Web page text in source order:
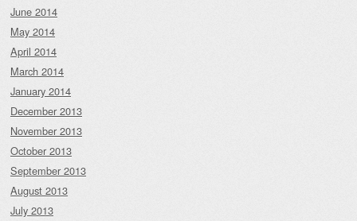
June 2014
May 2014
April 2014
March 2014
January 2014
December 2013
November 2013
October 2013
September 2013
August 2013
July 2013